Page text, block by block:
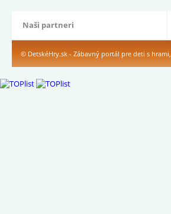
Naši partneri
© DetskéHry.sk - Zábavný portál pre deti s hrami,